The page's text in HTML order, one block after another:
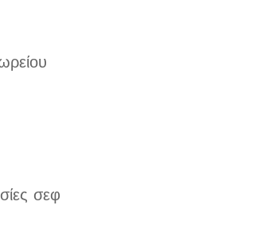
σεφ